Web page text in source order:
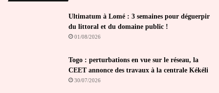
Ultimatum à Lomé : 3 semaines pour déguerpir
du littoral et du domaine public !
01/08/2026
Togo : perturbations en vue sur le réseau, la
CEET annonce des travaux à la centrale Kékéli
30/07/2026